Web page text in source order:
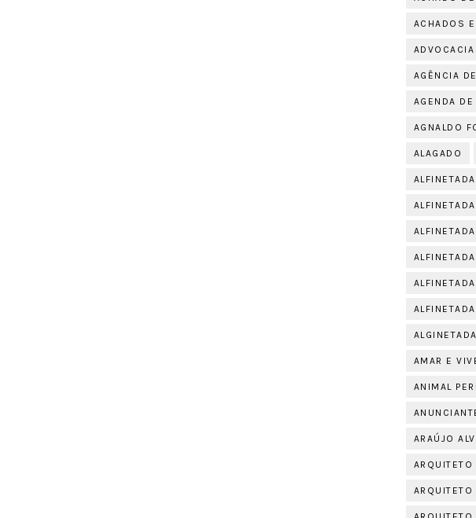
ACHADOS
AGÊNCIA
AGENDA
AGNALDO
ALAGADO
ALFINETADA
ALGINETADA
AMAR E
ANIMAL
ARAÚJO